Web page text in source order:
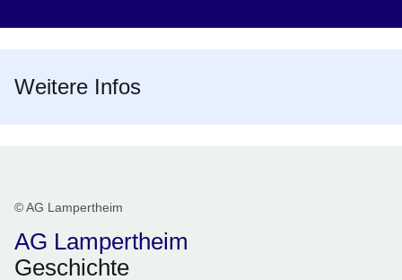
Weitere Infos
© AG Lampertheim
AG Lampertheim
Geschichte